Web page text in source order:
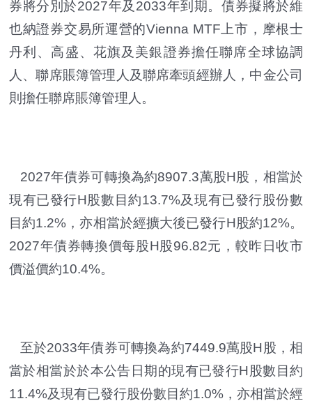
券將分別於2027年及2033年到期。債券擬將於維
也納證券交易所運營的Vienna MTF上市，摩根士
丹利、高盛、花旗及美銀證券擔任聯席全球協調
人、聯席賬簿管理人及聯席牽頭經辦人，中金公司
則擔任聯席賬簿管理人。
2027年債券可轉換為約8907.3萬股H股，相當於
現有已發行H股數目約13.7%及現有已發行股份數
目約1.2%，亦相當於經擴大後已發行H股約12%。
2027年債券轉換價每股H股96.82元，較昨日收市
價溢價約10.4%。
至於2033年債券可轉換為約7449.9萬股H股，相
當於相當於於本公告日期的現有已發行H股數目約
11.4%及現有已發行股份數目約1.0%，亦相當於經